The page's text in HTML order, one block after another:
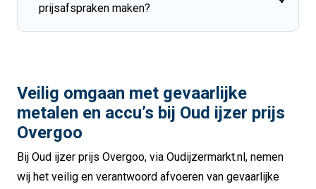
prijsafspraken maken?
Veilig omgaan met gevaarlijke
metalen en accu’s bij Oud ijzer prijs
Overgoo
Bij Oud ijzer prijs Overgoo, via Oudijzermarkt.nl, nemen
wij het veilig en verantwoord afvoeren van gevaarlijke